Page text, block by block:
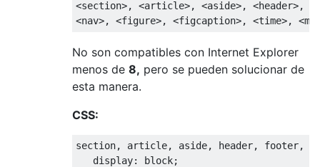
<section>, <article>, <aside>, <header>,
<nav>, <figure>, <figcaption>, <time>,
No son compatibles con Internet Explorer
menos de 8, pero se pueden solucionar de
esta manera.
CSS:
section, article, aside, header, footer,
   display
: block;